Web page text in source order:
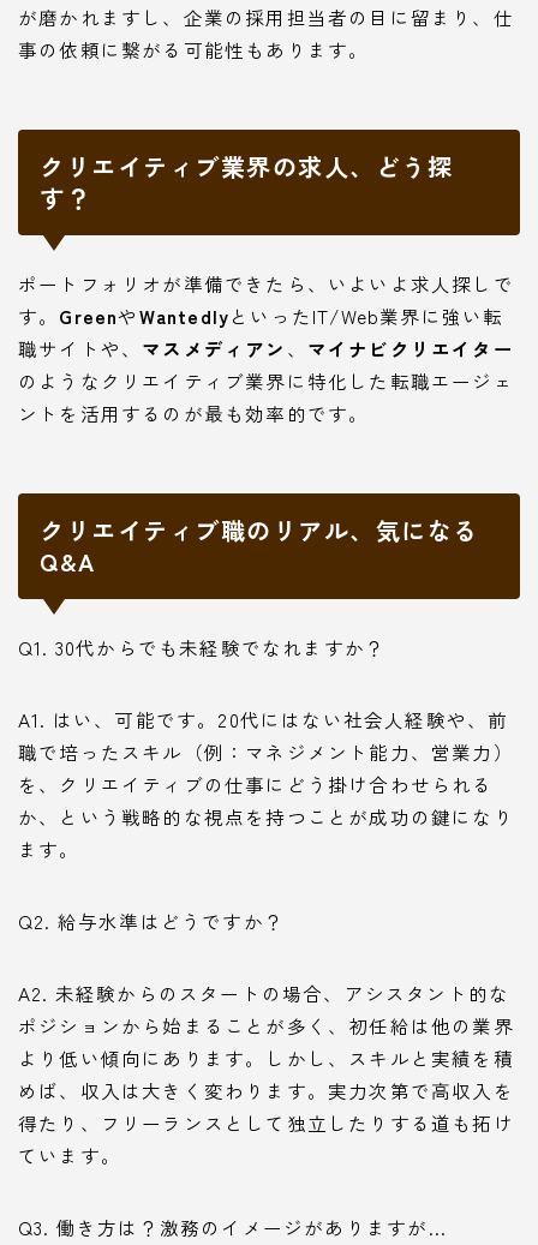
が磨かれますし、企業の採用担当者の目に留まり、仕
事の依頼に繋がる可能性もあります。
クリエイティブ業界の求人、どう探
す？
ポートフォリオが準備できたら、いよいよ求人探しで
す。 GreenやWantedlyといったIT/Web業界に強い転
職サイトや、 マスメディアン 、 マイナビクリエイター
のようなクリエイティブ業界に特化した転職エージェ
ントを活用するのが最も効率的です。
クリエイティブ職のリアル、気になる
Q&A
Q1. 30代からでも未経験でなれますか？
A1. はい、可能です。20代にはない社会人経験や、前
職で培ったスキル（例：マネジメント能力、営業力）
を、クリエイティブの仕事にどう掛け合わせられる
か、という戦略的な視点を持つことが成功の鍵になり
ます。
Q2. 給与水準はどうですか？
A2. 未経験からのスタートの場合、アシスタント的な
ポジションから始まることが多く、初任給は他の業界
より低い傾向にあります。しかし、スキルと実績を積
めば、収入は大きく変わります。実力次第で高収入を
得たり、フリーランスとして独立したりする道も拓け
ています。
Q3. 働き方は？激務のイメージがありますが…